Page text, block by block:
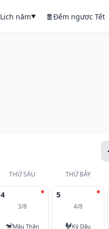
Lịch năm▼ 🧧Đếm ngược Tết
THỨ SÁU THỨ BẢY
4
3/8
🐒Mậu Thân
5
4/8
🐓Kỷ Dậu